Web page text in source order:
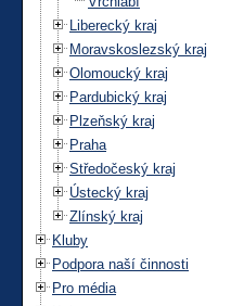
Liberecký kraj
Moravskoslezský kraj
Olomoucký kraj
Pardubický kraj
Plzeňský kraj
Praha
Středočeský kraj
Ústecký kraj
Zlínský kraj
Kluby
Podpora naší činnosti
Pro média